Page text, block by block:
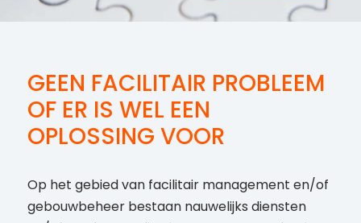
GEEN FACILITAIR PROBLEEM
OF ER IS WEL EEN
OPLOSSING VOOR
Op het gebied van facilitair management en/of
gebouwbeheer bestaan nauwelijks diensten